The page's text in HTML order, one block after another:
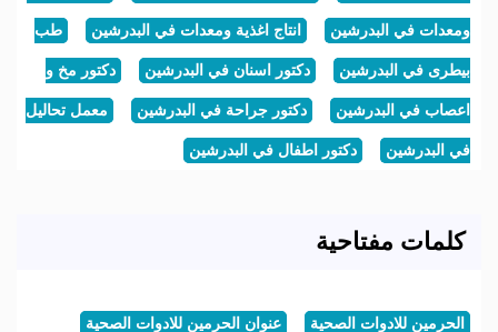
ومعدات في البدرشين انتاج اغذية ومعدات في البدرشين طب
بيطرى في البدرشين دكتور اسنان في البدرشين دكتور مخ و
اعصاب في البدرشين دكتور جراحة في البدرشين معمل تحاليل
في البدرشين دكتور اطفال في البدرشين
كلمات مفتاحية
الحرمين للادوات الصحية عنوان الحرمين للادوات الصحية